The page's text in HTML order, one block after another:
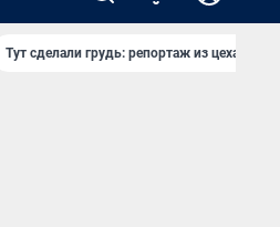
Тут сделали грудь: репортаж из цеха